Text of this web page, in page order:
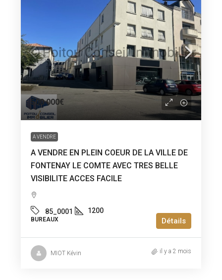
500 000€
A VENDRE
A VENDRE EN PLEIN COEUR DE LA VILLE DE
FONTENAY LE COMTE AVEC TRES BELLE
VISIBILITE ACCES FACILE
85_0001 1200
BUREAUX Détails
MIOT Kévin il y a 2 mois